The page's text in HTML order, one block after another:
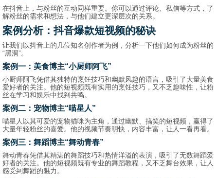
在抖音上，与粉丝的互动同样重要。你可以通过评论、私信等方式，了
解粉丝的需求和想法，与他们建立更深层次的关系。
案例分析：抖音爆款短视频的秘诀
让我们以抖音上的几位知名创作者为例，分析一下他们如何成为粉丝的
“黑洞”。
案例一：美食博主“小厨师阿飞”
小厨师阿飞凭借其独特的烹饪技巧和幽默风趣的语言，吸引了大量美食
爱好者的关注。他的短视频既有实用的烹饪技巧，又不乏趣味性，让粉
丝在学习和娱乐中找到共鸣。
案例二：宠物博主“喵星人”
喵星人以其可爱的宠物猫咪为主角，通过幽默、搞笑的短视频，赢得了
大量年轻粉丝的喜爱。他的视频节奏明快，内容丰富，让人一看再看。
案例三：舞蹈博主“舞动青春”
舞动青春凭借其精湛的舞蹈技巧和热情洋溢的表演，吸引了无数舞蹈爱
好者的关注。他的短视频既有专业的舞蹈教程，又不乏舞台效果，让人
感受到舞蹈的魅力。